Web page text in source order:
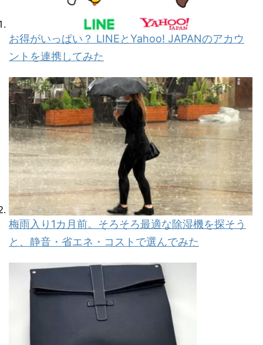
お得がいっぱい？ LINEとYahoo! JAPANのアカウ
ントを連携してみた
梅雨入り1カ月前。そろそろ最適な除湿機を探そう
と、静音・省エネ・コストで選んでみた